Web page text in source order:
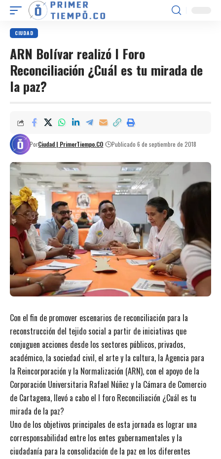
CIUDAD
ARN Bolívar realizó I Foro
Reconciliación ¿Cuál es tu mirada de
la paz?
PorCiudad | PrimerTiempo.CO Publicado 6 de septiembre de 2018
Con el fin de promover escenarios de reconciliación para la
reconstrucción del tejido social a partir de iniciativas que
conjuguen acciones desde los sectores públicos, privados,
académico, la sociedad civil, el arte y la cultura, la Agencia para
la Reincorporación y la Normalización (ARN), con el apoyo de la
Corporación Universitaria Rafael Núñez y la Cámara de Comercio
de Cartagena, llevó a cabo el I foro Reconciliación ¿Cuál es tu
mirada de la paz?
Uno de los objetivos principales de esta jornada es lograr una
corresponsabilidad entre los entes gubernamentales y la
ciudadanía para la consolidación de la paz en los diferentes